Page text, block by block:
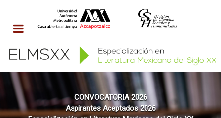
CONVOCATORIA 2026
Aspirantes Aceptados 2026